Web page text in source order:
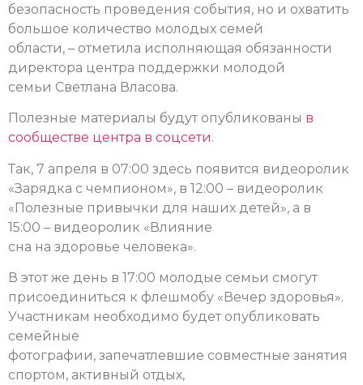
безопасность проведения события, но и охватить
большое количество молодых семей
области, – отметила исполняющая обязанности
директора центра поддержки молодой
семьи Светлана Власова.
Полезные материалы будут опубликованы в
сообществе центра в соцсети.
Так, 7 апреля в 07:00 здесь появится видеоролик
«Зарядка с чемпионом», в 12:00 – видеоролик
«Полезные привычки для наших детей», а в
15:00 – видеоролик «Влияние
сна на здоровье человека».
В этот же день в 17:00 молодые семьи смогут
присоединиться к флешмобу «Вечер здоровья».
Участникам необходимо будет опубликовать
семейные
фотографии, запечатлевшие совместные занятия
спортом, активный отдых,